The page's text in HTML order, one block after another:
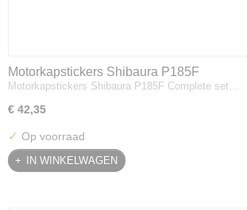
Motorkapstickers Shibaura P185F
Motorkapstickers Shibaura P185F Complete set…
€ 42,35
✓ Op voorraad
IN WINKELWAGEN